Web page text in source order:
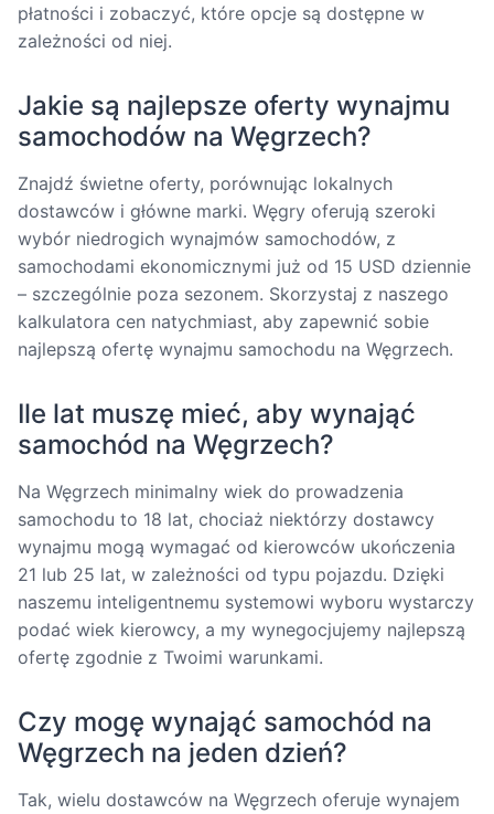
płatności i zobaczyć, które opcje są dostępne w
zależności od niej.
Jakie są najlepsze oferty wynajmu
samochodów na Węgrzech?
Znajdź świetne oferty, porównując lokalnych
dostawców i główne marki. Węgry oferują szeroki
wybór niedrogich wynajmów samochodów, z
samochodami ekonomicznymi już od 15 USD dziennie
– szczególnie poza sezonem. Skorzystaj z naszego
kalkulatora cen natychmiast, aby zapewnić sobie
najlepszą ofertę wynajmu samochodu na Węgrzech.
Ile lat muszę mieć, aby wynająć
samochód na Węgrzech?
Na Węgrzech minimalny wiek do prowadzenia
samochodu to 18 lat, chociaż niektórzy dostawcy
wynajmu mogą wymagać od kierowców ukończenia
21 lub 25 lat, w zależności od typu pojazdu. Dzięki
naszemu inteligentnemu systemowi wyboru wystarczy
podać wiek kierowcy, a my wynegocjujemy najlepszą
ofertę zgodnie z Twoimi warunkami.
Czy mogę wynająć samochód na
Węgrzech na jeden dzień?
Tak, wielu dostawców na Węgrzech oferuje wynajem